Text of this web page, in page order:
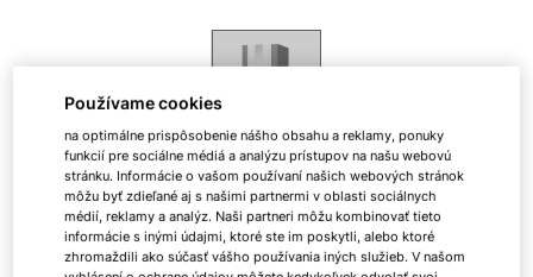
Zásobník CEW-1
Používame cookies
na optimálne prispôsobenie nášho obsahu a reklamy, ponuky
funkcií pre sociálne médiá a analýzu prístupov na našu webovú
stránku. Informácie o vašom používaní našich webových stránok
môžu byť zdieľané aj s našimi partnermi v oblasti sociálnych
médií, reklamy a analýz. Naši partneri môžu kombinovať tieto
informácie s inými údajmi, ktoré ste im poskytli, alebo ktoré
zhromaždili ako súčasť vášho používania iných služieb. V našom